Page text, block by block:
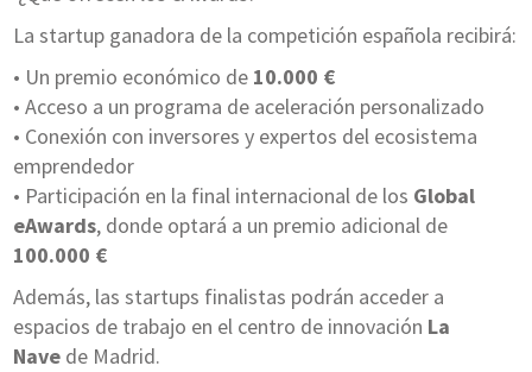
La startup ganadora de la competición española recibirá:
• Un premio económico de 10.000 €
• Acceso a un programa de aceleración personalizado
• Conexión con inversores y expertos del ecosistema
emprendedor
• Participación en la final internacional de los Global
eAwards, donde optará a un premio adicional de
100.000 €
Además, las startups finalistas podrán acceder a
espacios de trabajo en el centro de innovación La
Nave de Madrid.